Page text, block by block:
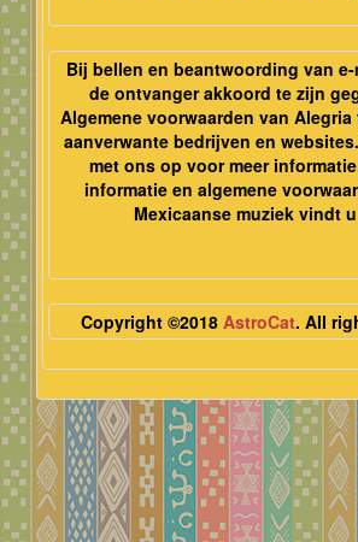
Bij bellen en beantwoording van
de ontvanger akkoord te zijn
Algemene voorwaarden van Alegria
aanverwante bedrijven en
met ons op voor meer
informatie en algemene
Mexicaanse muziek vindt u
Copyright ©2018 AstroCat. All